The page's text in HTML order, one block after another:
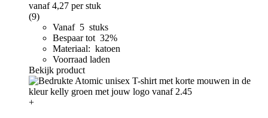
vanaf4,27 per stuk
(9)
Vanaf 5 stuks
Bespaar tot 32%
Materiaal: katoen
Voorraad laden
Bekijk product
+